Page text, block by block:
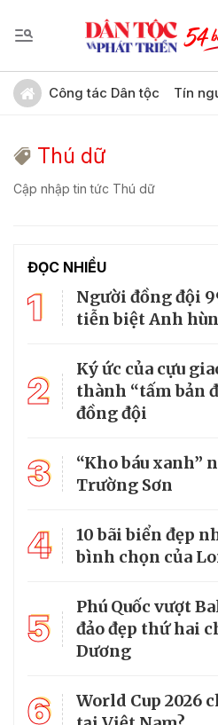
Công tác Dân tộc Tín
Thú dữ
Cập nhập tin tức Thú dữ
ĐỌC NHIỀU
1
Người đồng đội
tiễn biệt Anh
2
Ký ức của cựu
thành “tấm bản
đồng đội
3
“Kho báu xanh”
Trường Sơn
4
10 bãi biển đẹp
bình chọn của
5
Phú Quốc vượt
đảo đẹp thứ hai
Dương
6
World Cup 2026